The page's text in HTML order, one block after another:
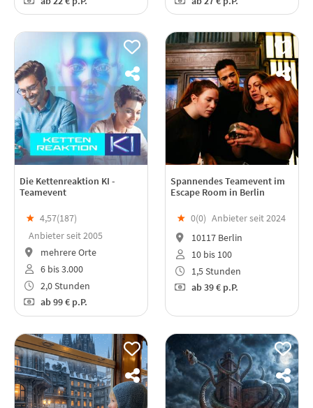
Die Kettenreaktion KI -
Teamevent
★ 4,57(187)
Anbieter seit 2005
mehrere Orte
6 bis 3.000
2,0 Stunden
ab99 € p.P.
Spannendes Teamevent im
Escape Room in Berlin
★ 0(0) Anbieter seit 2024
10117 Berlin
10 bis 100
1,5 Stunden
ab39 € p.P.